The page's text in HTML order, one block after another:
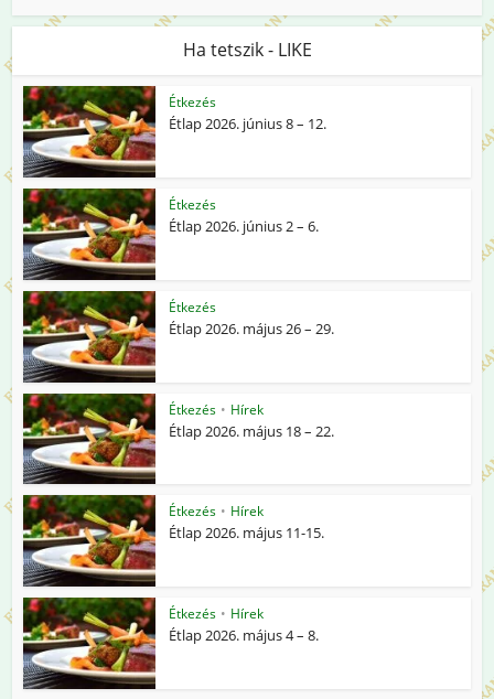
Ha tetszik - LIKE
Étkezés
Étlap 2026. június 8 – 12.
Étkezés
Étlap 2026. június 2 – 6.
Étkezés
Étlap 2026. május 26 – 29.
Étkezés • Hírek
Étlap 2026. május 18 – 22.
Étkezés • Hírek
Étlap 2026. május 11-15.
Étkezés • Hírek
Étlap 2026. május 4 – 8.